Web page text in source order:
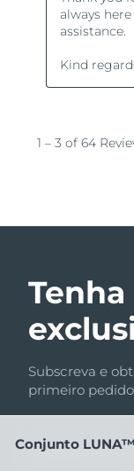
Subscreva e
primeiro
Endereço de e-
Conjunto